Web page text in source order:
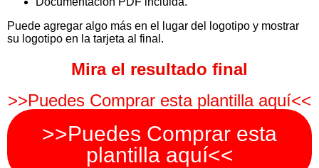
Puede agregar algo más en el lugar del logotipo y mostrar
su logotipo en la tarjeta al final.
Mira el resultado final
>>Puedes Comprar esta plantilla aquí<<
>>Puedes Comprar esta
plantilla aquí<<